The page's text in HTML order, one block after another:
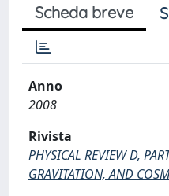
Scheda breve
Anno
2008
Rivista
PHYSICAL REVIEW D,
GRAVITATION, AND